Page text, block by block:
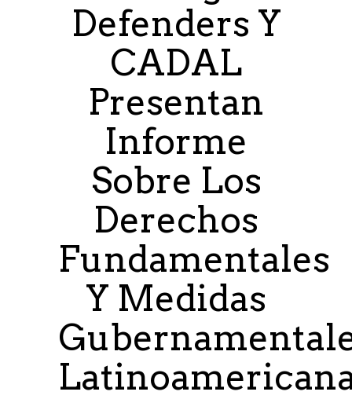
Defenders Y
CADAL
Presentan
Informe
Sobre Los
Derechos
Fundamentales
Y Medidas